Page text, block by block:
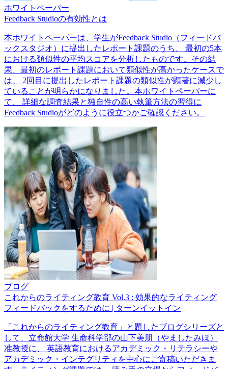
ホワイトペーパー
Feedback Studioの有効性とは
本ホワイトペーパーは、学生がFeedback Studio（フィードバ
ックスタジオ）に提出したレポート課題のうち、 最初の5本
における類似性の平均スコアを分析したものです。その結
果、最初のレポート課題において類似性が高かったケースで
は、 2回目に提出したレポート課題の類似性が顕著に減少し
ていることが明らかになりました。本ホワイトペーパーに
て、 詳細な調査結果と独自性の高い執筆方法の習得に
Feedback Studioがどのように役立つかご確認ください。
ブログ
これからのライティング教育 Vol.3 : 効果的なライティング
フィードバックをするために | ターンイットイン
「これからのライティング教育」と題したブログシリーズと
して、立命館大学 生命科学部の山下美朋（やましたみほ）
准教授に、 英語教育におけるアカデミック・リテラシーや
アカデミック・インテグリティを中心にご寄稿いただきま